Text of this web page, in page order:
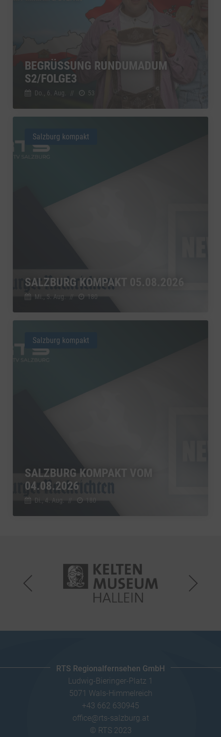
BEGRÜSSUNG RUNDUMADUM S
2/FOLGE3
Do., 6. Aug. // 53
SALZBURG KOMPAKT 05.08.2026
Mi., 5. Aug. // 180
Salzburg kompakt
SALZBURG KOMPAKT VOM
04.08.2026
Di., 4. Aug. // 180
Salzburg kompakt
RTS Regionalfernsehen GmbH
Ludwig-Bieringer-Platz 1
5071 Wals-Himmelreich
+43 662 630945
office@rts-salzburg.at
© RTS 2023